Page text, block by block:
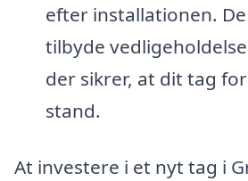
efter installationen.
tilbyde
der sikrer, at dit tag
stand.
At investere i et nyt tag i